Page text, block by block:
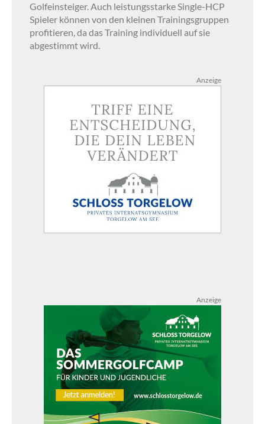
Golfeinsteiger. Auch leistungsstarke Single-HCP
Spieler können von den kleinen Trainingsgruppen
profitieren, da das Training individuell auf sie
abgestimmt wird.
Anzeige
Anzeige